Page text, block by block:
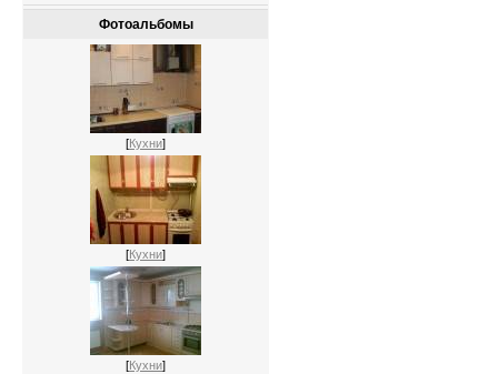
Фотоальбомы
[Кухни]
[Кухни]
[Кухни]